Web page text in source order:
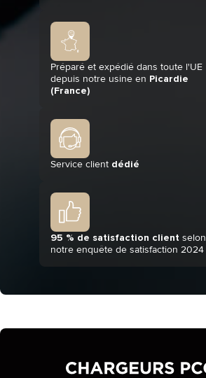
Préparé et expédié dans toute l'UE
depuis notre usine en Picardie
(France)
Service client dédié
95 % de satisfaction client selon
notre enquête de satisfaction 2024